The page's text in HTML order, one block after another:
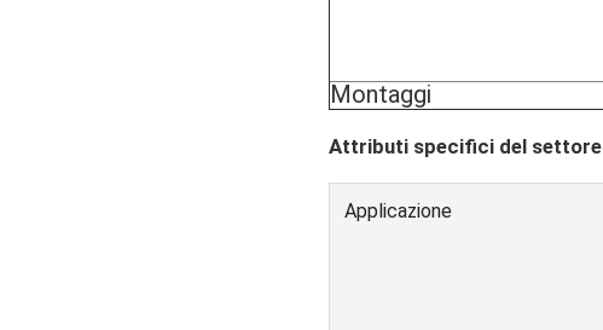
Montaggi
Attributi specifici del settore
Applicazione